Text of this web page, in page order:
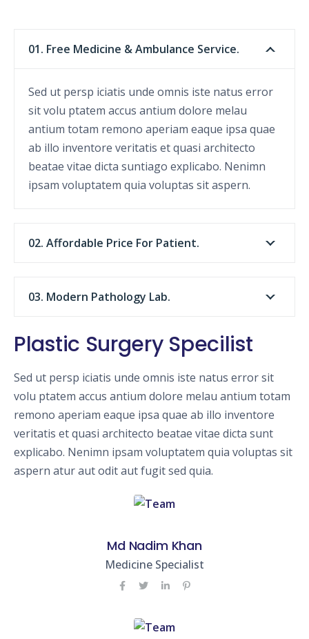
01. Free Medicine & Ambulance Service.
Sed ut persp iciatis unde omnis iste natus error
sit volu ptatem accus antium dolore melau
antium totam remono aperiam eaque ipsa quae
ab illo inventore veritatis et quasi architecto
beatae vitae dicta suntiago explicabo. Nenimn
ipsam voluptatem quia voluptas sit aspern.
02. Affordable Price For Patient.
03. Modern Pathology Lab.
Plastic Surgery Specilist
Sed ut persp iciatis unde omnis iste natus error sit
volu ptatem accus antium dolore melau antium totam
remono aperiam eaque ipsa quae ab illo inventore
veritatis et quasi architecto beatae vitae dicta sunt
explicabo. Nenimn ipsam voluptatem quia voluptas sit
aspern atur aut odit aut fugit sed quia.
Md Nadim Khan
Medicine Specialist